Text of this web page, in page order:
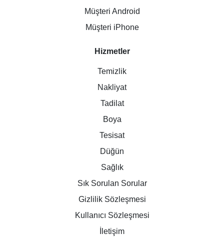
Müşteri Android
Müşteri iPhone
Hizmetler
Temizlik
Nakliyat
Tadilat
Boya
Tesisat
Düğün
Sağlık
Sık Sorulan Sorular
Gizlilik Sözleşmesi
Kullanıcı Sözleşmesi
İletişim